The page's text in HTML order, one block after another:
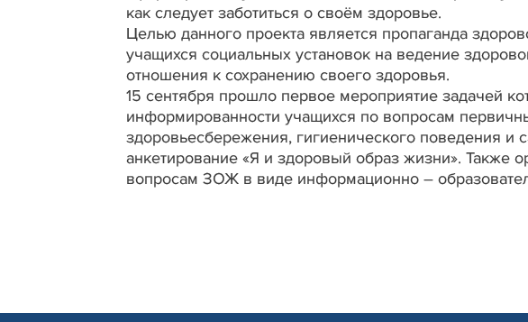
как следует заботиться о своём здоровье.
Целью данного проекта является пропаганда
учащихся социальных установок на ведение
отношения к сохранению своего здоровья.
15 сентября прошло первое мероприятие задачей
информированности учащихся по вопросам
здоровьесбережения, гигиенического поведения и
анкетирование «Я и здоровый образ жизни». Также
вопросам ЗОЖ в виде информационно –